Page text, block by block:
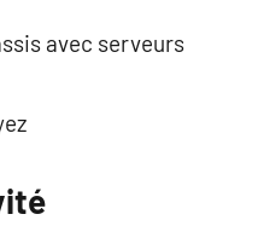
avec serveurs